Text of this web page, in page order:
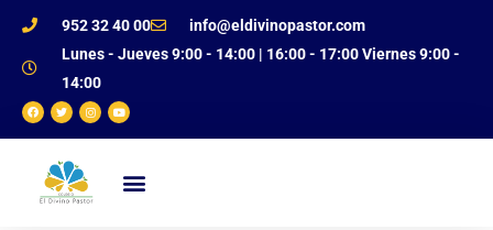
952 32 40 00
info@eldivinopastor.com
Lunes - Jueves 9:00 - 14:00 | 16:00 - 17:00 Viernes 9:00 -
14:00